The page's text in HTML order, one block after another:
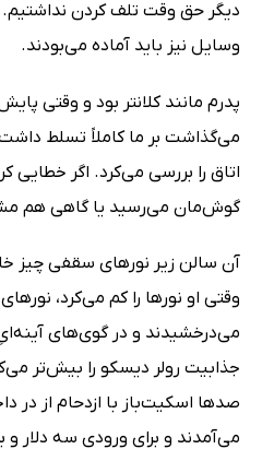
دیگر حق وقت تلف‌ کردن
وسایل نیز باید آماده می‌بودند.
پدرم مانند کلانتر بود و وقتی
می‌گذاشت بر ما کاملاً تسلط
اتاق را بررسی می‌کرد. اگر خطایی
گوش‌مان می‌رسید یا گاهی هم
آن سالن زیر نورهای سقفی چیز
وقتی او نورها را کم می‌کرد،
می‌درخشیدند و در گوی‌های
جذابیت رولر دیسکو را بیش‌تر
صدها اسکیت‌باز با ازدحام از در
می‌آمدند و برای ورودی سه دلار و